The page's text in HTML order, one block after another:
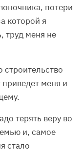
потери
которой я
труд меня не
строительство
меня и
терять веру во
и, самое
стало